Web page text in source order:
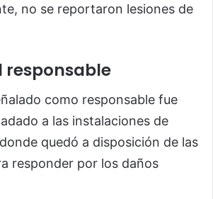
no se reportaron lesiones de
responsable
como responsable fue
a las instalaciones de
quedó a disposición de las
responder por los daños